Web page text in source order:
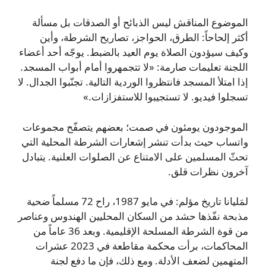
الموضوع المناقش ليس الذبائح أو الصدقات بل مسألة
أكثر إلحاحاً: الطرق، الحواجز، تصاريح الشرطة، وأين
وكيف سيؤدون الصلاة يوم العيد بالضبط. يوجّه أحد أعضاء
اللجنة تعليمات صارمة: «لا تتجمهروا أمام أبواب المسجد.
إذا امتلأ المسجد فانتظروا الوردية التالية. تجنّبوا الجدال. لا
تسجلوا فيديو. لا تستجيبوا للاستفزازات.»
الموجودون يومئون في صمت؛ بعضهم يتصفّح مجموعات
واتساب حيث بدأت تنشر إشعارات الشرطة المحلية التي
تحثّ المسلمين على الامتناع عن الصلوات العلنية. يتبادل
آخرون نظرات قلق.
لمَليانا تاريخ مؤلم: في مايو 1987، راح 72 مسلماً ضحية
مذبحة نفّذها حشد من السكان المحليين الهندوس وعناصر
من قوة الشرطة المسلحة الإقليمية. وبعد 36 عاماً من
المحاكمات، برأت محكمة مقاطعة في 2023 عشرات
المتهمين لضعف الأدلة. ومع ذلك، فإن ما دفع لجنة